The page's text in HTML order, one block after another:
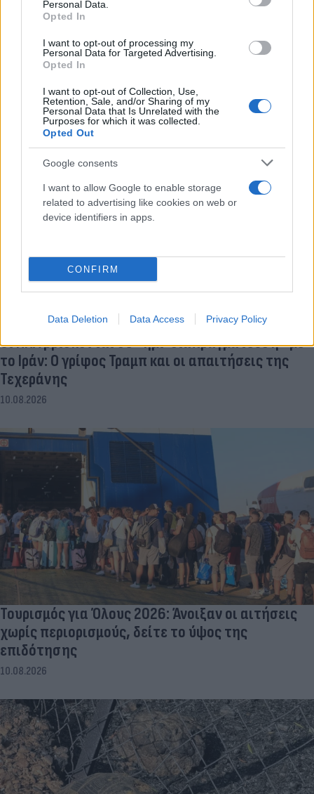
Personal Data.
Opted In
I want to opt-out of processing my
Personal Data for Targeted Advertising.
Opted In
I want to opt-out of Collection, Use,
Retention, Sale, and/or Sharing of my
Personal Data that Is Unrelated with the
Purposes for which it was collected.
Opted Out
Google consents
I want to allow Google to enable storage
related to advertising like cookies on web or
device identifiers in apps.
CONFIRM
Data Deletion Data Access Privacy Policy
Βρετανία: Κάμερες σε ναυτικά drones έστελναν
«σήματα ζωής» σε IP στην Κίνα
10.08.2026
ΔΗΜΉΤΡΗΣ ΣΟΥΛΤΟΓΙΆΝΝΗΣ
Οι ΗΠΑ βρίσκονται σε «ημι-διαπραγμάτευση» με
το Ιράν: Ο γρίφος Τραμπ και οι απαιτήσεις της
Τεχεράνης
10.08.2026
Τουρισμός για Όλους 2026: Άνοιξαν οι αιτήσεις
χωρίς περιορισμούς, δείτε το ύψος της
επιδότησης
10.08.2026